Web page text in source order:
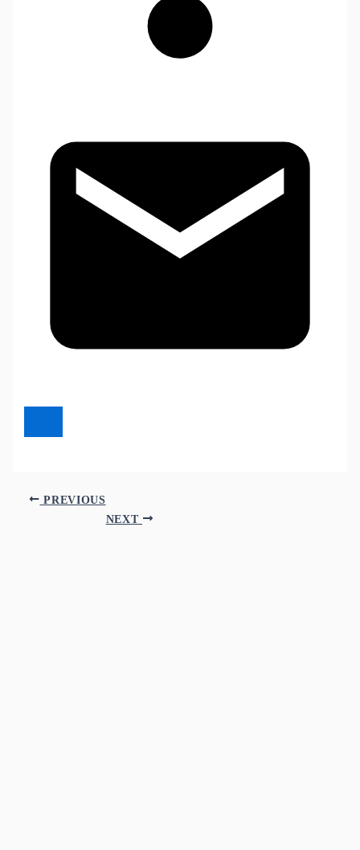
PREVIOUS
NEXT